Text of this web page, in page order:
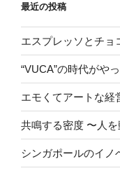
最近の投稿
エスプレッソとチョ
“VUCA”の時代がや
エモくてアートな経
共鳴する密度 〜人
シンガポールのイノ